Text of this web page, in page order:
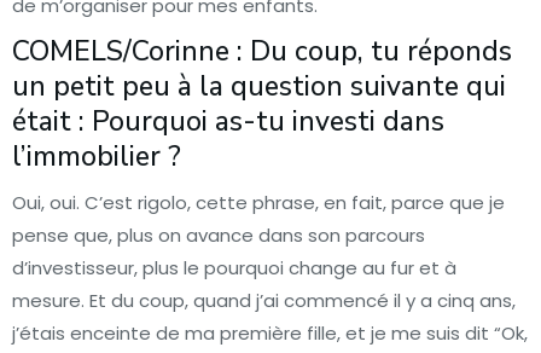
COMELS/Corinne : Du coup, tu réponds
un petit peu à la question suivante qui
était : Pourquoi as-tu investi dans
l’immobilier ?
Oui, oui. C’est rigolo, cette phrase, en fait, parce que je
pense que, plus on avance dans son parcours
d’investisseur, plus le pourquoi change au fur et à
mesure. Et du coup, quand j’ai commencé il y a cinq ans,
j’étais enceinte de ma première fille, et je me suis dit “Ok,